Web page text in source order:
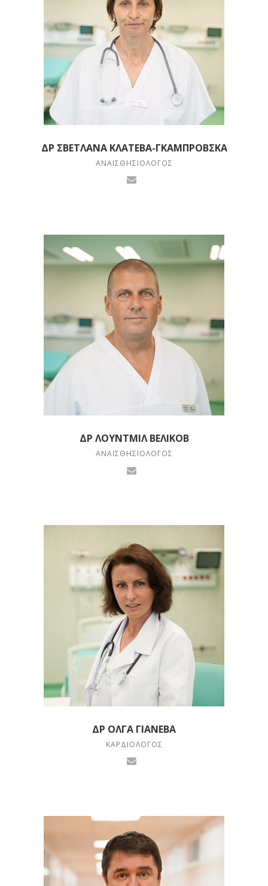
ΔΡ ΣΒΕΤΛΆΝΑ ΚΛΆΤΕΒΑ-ΓΚΑΜΠΡΌΒΣΚΑ
ΑΝΑΙΣΘΗΣΙΟΛΌΓΟΣ
ΔΡ ΛΟΥΝΤΜΊΛ ΒΕΛΊΚΟΒ
ΑΝΑΙΣΘΗΣΙΟΛΌΓΟΣ
ΔΡ ΌΛΓΑ ΓΙΆΝΕΒΑ
ΚΑΡΔΙΟΛΌΓΟΣ